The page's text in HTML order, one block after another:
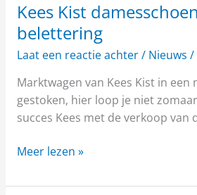
Kees Kist
belettering
Laat een reactie achter/ Nieuws /
Marktwagen van Kees Kist in een
gestoken, hier loop je niet
succes Kees met de verkoop van
Meer lezen »